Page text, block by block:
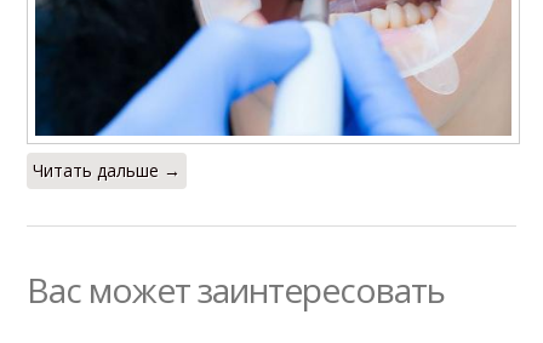
Читать дальше →
Вас может заинтересовать